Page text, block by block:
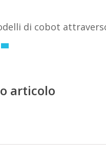
di cobot
articolo